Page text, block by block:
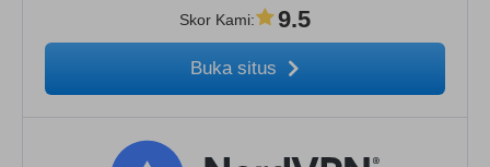
Skor Kami: 9.5
Buka situs